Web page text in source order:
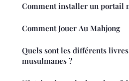
Comment installer un portail
Comment Jouer Au Mahjong
Quels sont les différents
musulmanes ?